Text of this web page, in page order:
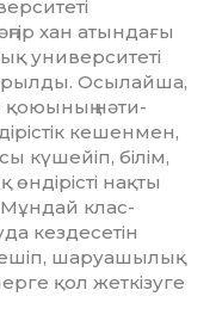
хан атындағы
университеті
Осылайша,
қоюының нә­ти­
кешенмен,
күшейіп, білім,
нақты
Мұндай клас­­
кез­де­сетін
шаруашылық
қол жеткізуге